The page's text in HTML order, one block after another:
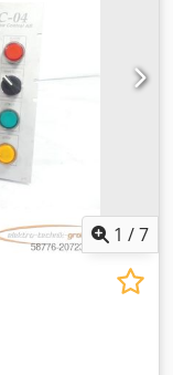
1 /7